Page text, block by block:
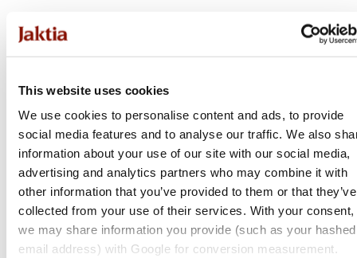
This website uses cookies
We use cookies to personalise content and ads, to provide
social media features and to analyse our traffic. We also
information about your use of our site with our social media,
advertising and analytics partners who may combine it with
other information that you’ve provided to them or that they’ve
collected from your use of their services. With your consent,
we may share information you provide (such as your hashed
email address) with Google for conversion measurement.